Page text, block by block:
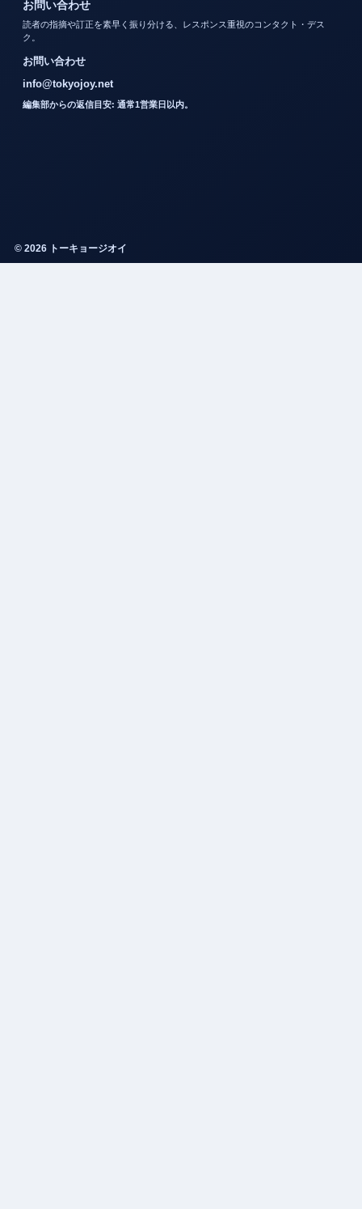
お問い合わせ
読者の指摘や訂正を素早く振り分ける、レスポンス重視のコンタクト・デス
ク。
お問い合わせ
info@tokyojoy.net
編集部からの返信目安: 通常1営業日以内。
© 2026 トーキョージオイ